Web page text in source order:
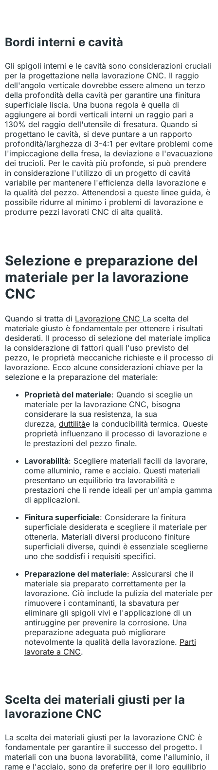
Bordi interni e cavità
Gli spigoli interni e le cavità sono considerazioni cruciali
per la progettazione nella lavorazione CNC. Il raggio
dell'angolo verticale dovrebbe essere almeno un terzo
della profondità della cavità per garantire una finitura
superficiale liscia. Una buona regola è quella di
aggiungere ai bordi verticali interni un raggio pari a
130% del raggio dell'utensile di fresatura. Quando si
progettano le cavità, si deve puntare a un rapporto
profondità/larghezza di 3-4:1 per evitare problemi come
l'impiccagione della fresa, la deviazione e l'evacuazione
dei trucioli. Per le cavità più profonde, si può prendere
in considerazione l'utilizzo di un progetto di cavità
variabile per mantenere l'efficienza della lavorazione e
la qualità del pezzo. Attenendosi a queste linee guida, è
possibile ridurre al minimo i problemi di lavorazione e
produrre pezzi lavorati CNC di alta qualità.
Selezione e preparazione del
materiale per la lavorazione
CNC
Quando si tratta di Lavorazione CNC La scelta del
materiale giusto è fondamentale per ottenere i risultati
desiderati. Il processo di selezione del materiale implica
la considerazione di fattori quali l'uso previsto del
pezzo, le proprietà meccaniche richieste e il processo di
lavorazione. Ecco alcune considerazioni chiave per la
selezione e la preparazione del materiale:
Proprietà del materiale: Quando si sceglie un
materiale per la lavorazione CNC, bisogna
considerare la sua resistenza, la sua
durezza, duttilitàe la conducibilità termica. Queste
proprietà influenzano il processo di lavorazione e
le prestazioni del pezzo finale.
Lavorabilità: Scegliere materiali facili da lavorare,
come alluminio, rame e acciaio. Questi materiali
presentano un equilibrio tra lavorabilità e
prestazioni che li rende ideali per un'ampia gamma
di applicazioni.
Finitura superficiale: Considerare la finitura
superficiale desiderata e scegliere il materiale per
ottenerla. Materiali diversi producono finiture
superficiali diverse, quindi è essenziale sceglierne
uno che soddisfi i requisiti specifici.
Preparazione del materiale: Assicurarsi che il
materiale sia preparato correttamente per la
lavorazione. Ciò include la pulizia del materiale per
rimuovere i contaminanti, la sbavatura per
eliminare gli spigoli vivi e l'applicazione di un
antiruggine per prevenire la corrosione. Una
preparazione adeguata può migliorare
notevolmente la qualità della lavorazione. Parti
lavorate a CNC.
Scelta dei materiali giusti per la
lavorazione CNC
La scelta dei materiali giusti per la lavorazione CNC è
fondamentale per garantire il successo del progetto. I
materiali con una buona lavorabilità, come l'alluminio, il
rame e l'acciaio, sono da preferire per il loro equilibrio